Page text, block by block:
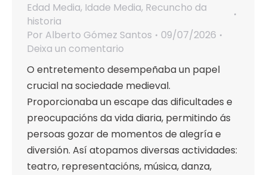
Edad Media, Idade Media, Recuncho da
historia
Por Alberto Gómez Santos
09/07/2026
Deixa un comentario
O entretemento desempeñaba un papel
crucial na sociedade medieval.
Proporcionaba un escape das dificultades e
preocupacións da vida diaria, permitindo ás
persoas gozar de momentos de alegría e
diversión. Así atopamos diversas actividades:
teatro, representacións, música, danza,